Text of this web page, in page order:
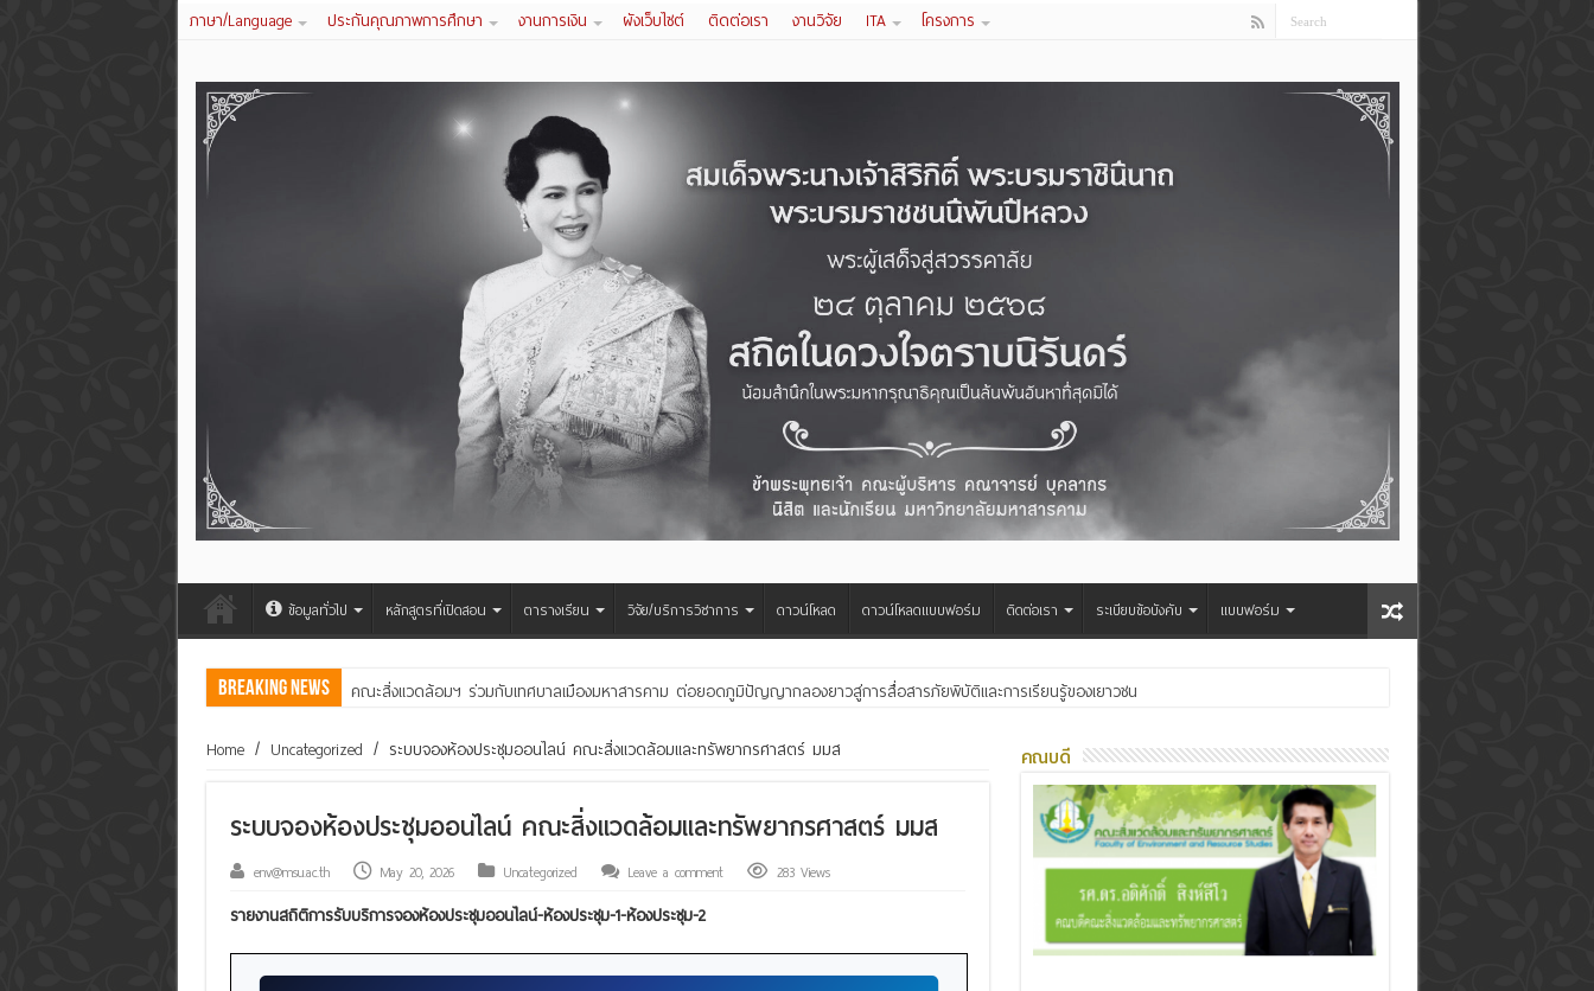
ภาษา/Language ประกันคุณภาพการศึกษา งานการเงิน ผังเว็บไซต์ ติดต่อเรา งานวิจัย ITA โครงการ
ข้อมูลทั่วไป หลักสูตรที่เปิดสอน ตารางเรียน วิจัย/บริการวิชาการ ดาวน์โหลด ดาวน์โหลดแบบฟอร์ม ติดต่อเรา ระเบียบข้อบังคับ แบบฟอร์ม
Breaking News คณะสิ่งแวดล้อมฯ ร่วมกับเทศบาลเมืองมหาสารคาม ต่อยอดภูมิปัญญากลองยาวสู่การสื่อสารภัยพิบัติและการเรียนรู้ของเยาวชน
Home / Uncategorized / ระบบจองห้องประชุมออนไลน์ คณะสิ่งแวดล้อมและทรัพยากรศาสตร์ มมส
ระบบจองห้องประชุมออนไลน์ คณะสิ่งแวดล้อมและทรัพยากรศาสตร์ มมส
env@msu.ac.th May 20, 2026 Uncategorized Leave a comment 283 Views
รายงานสถิติการรับบริการจองห้องประชุมออนไลน์-ห้องประชุม-1-ห้องประชุม-2
คณบดี